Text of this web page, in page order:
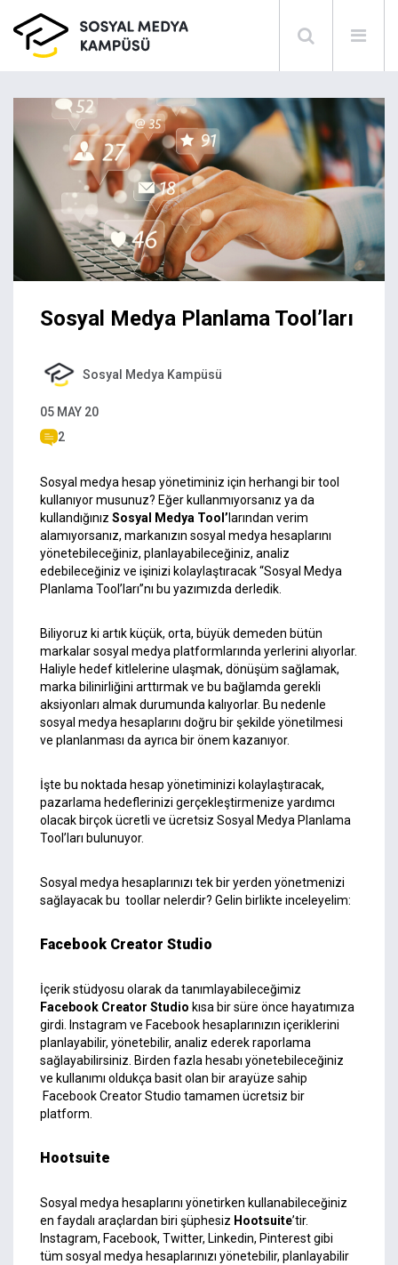
Sosyal Medya Planlama Tool’ları
Sosyal Medya Kampüsü
05 MAY 20
2
Sosyal medya hesap yönetiminiz için herhangi birtool
kullanıyor musunuz? Eğer kullanmıyorsanız ya da
kullandığınız Sosyal Medya Tool’ larından verim
alamıyorsanız, markanızın sosyal medya hesaplarını
yönetebileceğiniz, planlayabileceğiniz, analiz
edebileceğiniz ve işinizi kolaylaştıracak “Sosyal Medya
Planlama Tool’ları”nı bu yazımızda derledik.
Biliyoruz ki artık küçük, orta, büyük demeden bütün
markalar sosyal medya platformlarında yerlerini alıyorlar.
Haliyle hedef kitlelerine ulaşmak, dönüşüm sağlamak,
marka bilinirliğini arttırmak ve bu bağlamda gerekli
aksiyonları almak durumunda kalıyorlar. Bu nedenle
sosyal medya hesaplarını doğru bir şekilde yönetilmesi
ve planlanması da ayrıca bir önem kazanıyor.
İşte bu noktada hesap yönetiminizi kolaylaştıracak,
pazarlama hedeflerinizi gerçekleştirmenize yardımcı
olacak birçok ücretli ve ücretsiz Sosyal Medya Planlama
Tool’ları bulunuyor.
Sosyal medya hesaplarınızı tek bir yerden yönetmenizi
sağlayacak bu toollar nelerdir? Gelin birlikte inceleyelim:
Facebook Creator Studio
İçerik stüdyosu olarak da tanımlayabileceğimiz
Facebook Creator Studio kısa bir süre önce hayatımıza
girdi.
Instagram ve Facebook hesaplarınızın içeriklerini
planlayabilir, yönetebilir, analiz ederek raporlama
sağlayabilirsiniz. Birden fazla hesabı yönetebileceğiniz
ve kullanımı oldukça basit olan bir arayüze sahip
Facebook Creator Studio tamamen ücretsiz bir
platform.
Hootsuite
Sosyal medya hesaplarını yönetirken kullanabileceğiniz
en faydalı araçlardan biri şüphesiz Hootsuite’tir.
Instagram, Facebook, Twitter, Linkedin, Pinterestgibi
tüm sosyal medya hesaplarınızı yönetebilir, planlayabilir